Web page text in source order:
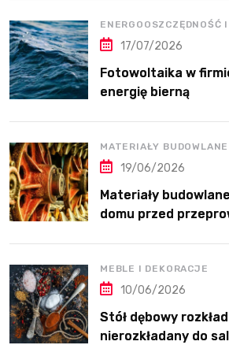
ENERGOOSZCZĘDNOŚĆ
17/07/2026
Fotowoltaika w
energię bierną
MATERIAŁY BUDOWLANE
19/06/2026
Materiały
domu przed
MEBLE I DEKORACJE
10/06/2026
Stół dębowy
nierozkładany do